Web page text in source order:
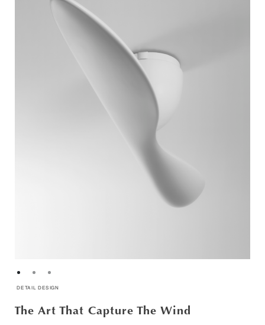
DETAIL DESIGN
The Art That Capture The Wind
DETAIL DESIGN
Translation of Sycamore
DETAIL DESIGN
Single Blade Design